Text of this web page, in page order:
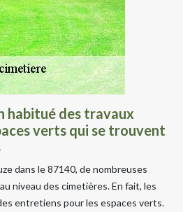
habitué des travaux
verts qui se trouvent
dans le 87140, de nombreuses
niveau des cimetières. En fait, les
entretiens pour les espaces verts.